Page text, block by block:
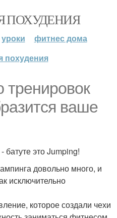
ПОХУДЕНИЯ
уроки
фитнес дома
похудения
ваше
батуте это Jumping!
довольно много, и
исключительно
которое создали чехи